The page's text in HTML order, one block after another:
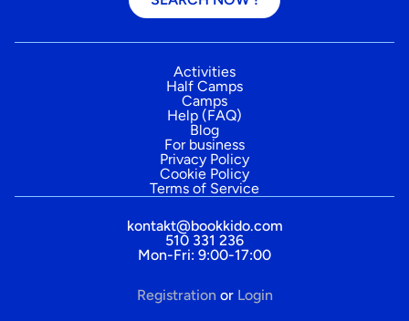
Activities
Half Camps
Camps
Help (FAQ)
Blog
For business
Privacy Policy
Cookie Policy
Terms of Service
kontakt@bookkido.com
510 331 236
Mon-Fri: 9:00-17:00
Registration or Login